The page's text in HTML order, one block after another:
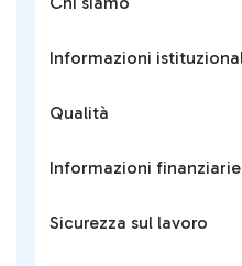
Informazioni
Qualità
Informazioni finanziarie
Sicurezza sul lavoro